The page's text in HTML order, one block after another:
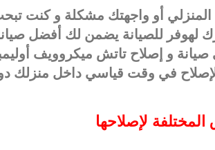
المنزلي أو واجهتك مشكلة و كنت
لهوفر للصيانة يضمن لك أفضل
و إصلاح تاتش ميكروويف
في وقت قياسي داخل منزلك
لإصلاحها